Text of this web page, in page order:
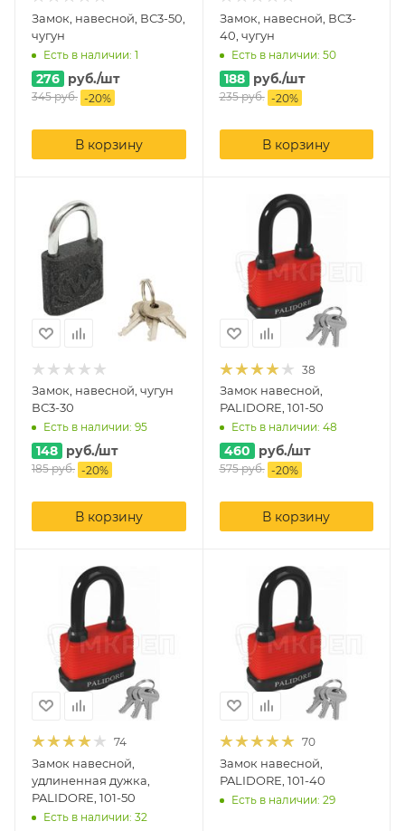
Замок, навесной, ВС3-50,
чугун
Есть в наличии: 1
276 руб./шт
345руб. -20%
В корзину
Замок, навесной, ВС3-
40, чугун
Есть в наличии: 50
188 руб./шт
235руб. -20%
В корзину
Замок, навесной, чугун
ВС3-30
Есть в наличии: 95
148 руб./шт
185руб. -20%
В корзину
38
Замок навесной,
PALIDORE, 101-50
Есть в наличии: 48
460 руб./шт
575руб. -20%
В корзину
74
Замок навесной,
удлиненная дужка,
PALIDORE, 101-50
Есть в наличии: 32
70
Замок навесной,
PALIDORE, 101-40
Есть в наличии: 29